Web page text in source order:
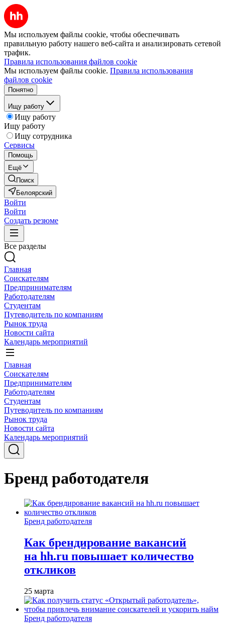
Мы используем файлы cookie, чтобы обеспечивать
правильную работу нашего веб-сайта и анализировать сетевой
трафик.
Правила использования файлов cookie
Мы используем файлы cookie. Правила использования
файлов cookie
Понятно
Ищу работу
Ищу работу
Ищу работу
Ищу сотрудника
Сервисы
Помощь
Ещё
Поиск
Белоярский
Войти
Войти
Создать резюме
Все разделы
Главная
Соискателям
Предпринимателям
Работодателям
Студентам
Путеводитель по компаниям
Рынок труда
Новости сайта
Календарь мероприятий
Главная
Соискателям
Предпринимателям
Работодателям
Студентам
Путеводитель по компаниям
Рынок труда
Новости сайта
Календарь мероприятий
Бренд работодателя
Бренд работодателя
Как брендирование вакансий
на hh.ru повышает количество
откликов
25 марта
Бренд работодателя